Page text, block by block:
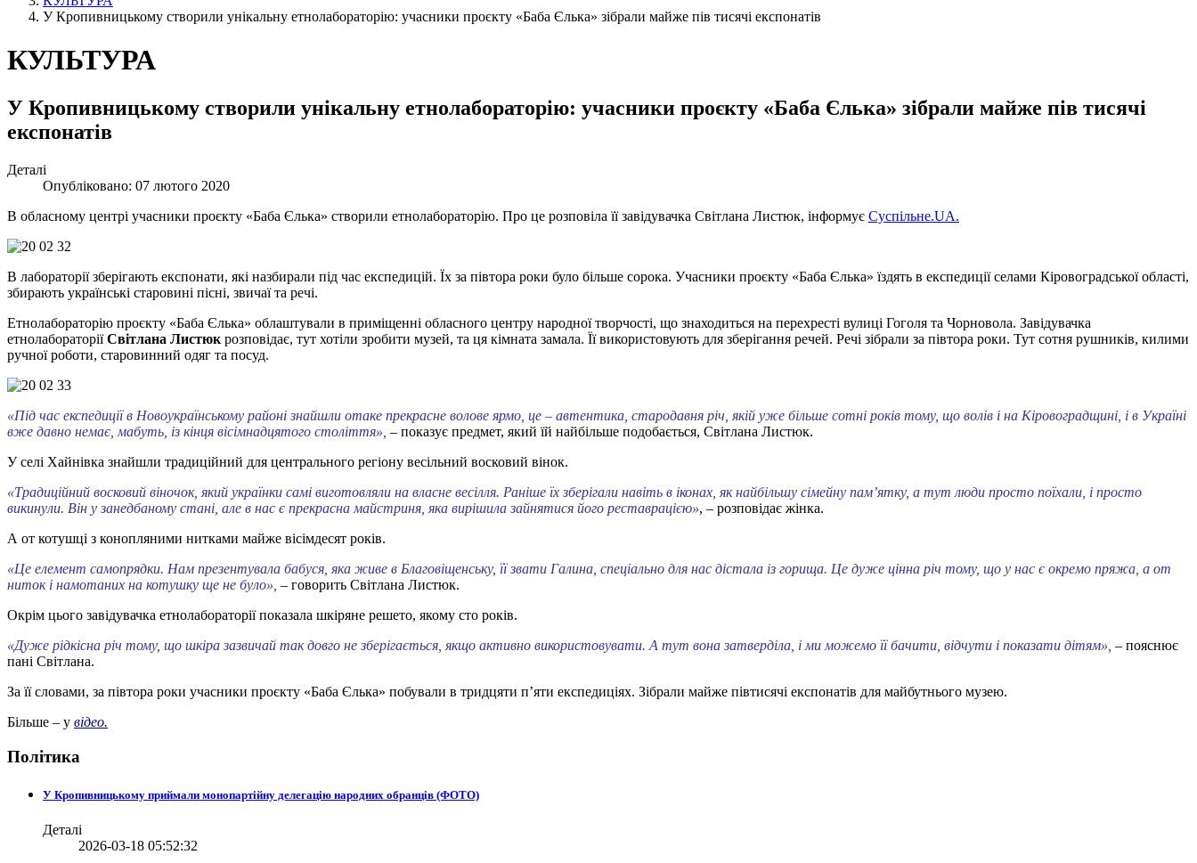
У Кропивницькому створили унікальну етнолабораторію: учасники проєкту «Баба Єлька» зібрали майже пів тисячі експонатів
КУЛЬТУРА
У Кропивницькому створили унікальну етнолабораторію: учасники проєкту «Баба Єлька» зібрали майже пів тисячі
експонатів
Деталі
Опубліковано: 07 лютого 2020
В обласному центрі учасники проєкту «Баба Єлька» створили етнолабораторію. Про це розповіла її завідувачка Світлана Листюк, інформує Суспільне.UA.
В лабораторії зберігають експонати, які назбирали під час експедицій. Їх за півтора роки було більше сорока. Учасники проєкту «Баба Єлька» їздять в експедиції селами Кіровоградської області,
збирають українські старовині пісні, звичаї та речі.
Етнолабораторію проєкту «Баба Єлька» облаштували в приміщенні обласного центру народної творчості, що знаходиться на перехресті вулиці Гоголя та Чорновола. Завідувачка
етнолабораторіїСвітлана Листюк розповідає, тут хотіли зробити музей, та ця кімната замала. Її використовують для зберігання речей. Речі зібрали за півтора роки. Тут сотня рушників, килими
ручної роботи, старовинний одяг та посуд.
«Під час експедиції в Новоукраїнському районі знайшли отаке прекрасне волове ярмо, це – автентика, стародавня річ, якій уже більше сотні років тому, що волів і на Кіровоградщині, і в Україні
вже давно немає, мабуть, із кінця вісімнадцятого століття», – показує предмет, який їй найбільше подобається, Світлана Листюк.
У селі Хайнівка знайшли традиційний для центрального регіону весільний восковий вінок.
«Традиційний восковий віночок, який українки самі виготовляли на власне весілля. Раніше їх зберігали навіть в іконах, як найбільшу сімейну пам’ятку, а тут люди просто поїхали, і просто
викинули. Він у занедбаному стані, але в нас є прекрасна майстриня, яка вирішила зайнятися його реставрацією», – розповідає жінка.
А от котушці з конопляними нитками майже вісімдесят років.
«Це елемент самопрядки. Нам презентувала бабуся, яка живе в Благовіщенську, її звати Галина, спеціально для нас дістала із горища. Це дуже цінна річ тому, що у нас є окремо пряжа, а от
ниток і намотаних на котушку ще не було», – говорить Світлана Листюк.
Окрім цього завідувачка етнолабораторії показала шкіряне решето, якому сто років.
«Дуже рідкісна річ тому, що шкіра зазвичай так довго не зберігається, якщо активно використовувати. А тут вона затверділа, і ми можемо її бачити, відчути і показати дітям», – пояснює
пані Світлана.
За її словами, за півтора роки учасники проєкту «Баба Єлька» побували в тридцяти п’яти експедиціях. Зібрали майже півтисячі експонатів для майбутнього музею.
Більше – у відео.
Політика
У Кропивницькому приймали монопартійну делегацію народних обранців (ФОТО)
Деталі
2026-03-18 05:52:32